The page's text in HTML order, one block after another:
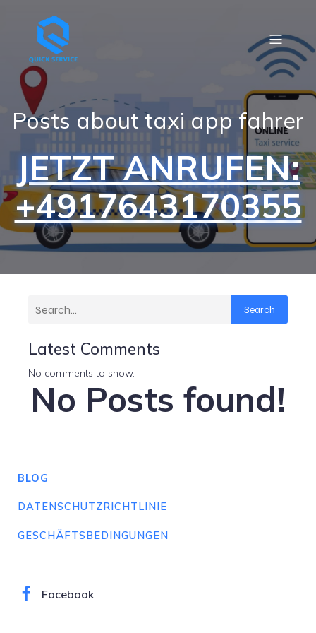
Posts about taxi app fahrer
JETZT ANRUFEN:
+4917643170355
Search
Latest Comments
No comments to show.
No Posts found!
BLOG
DATENSCHUTZRICHTLINIE
GESCHÄFTSBEDINGUNGEN
Facebook